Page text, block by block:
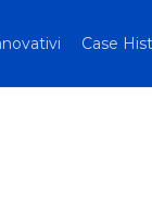
Case